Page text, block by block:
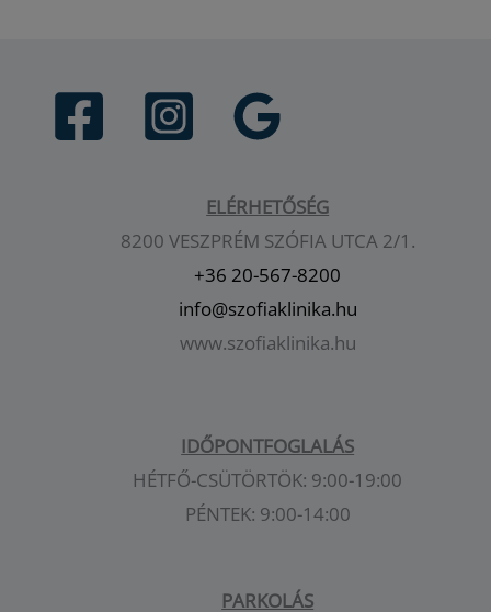
ELÉRHETŐSÉG
8200 VESZPRÉM SZÓFIA UTCA 2/1.
+36 20-567-8200
info@szofiaklinika.hu
www.szofiaklinika.hu
IDŐPONTFOGLALÁS
HÉTFŐ-CSÜTÖRTÖK: 9:00-19:00
PÉNTEK: 9:00-14:00
PARKOLÁS